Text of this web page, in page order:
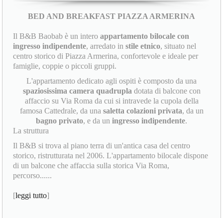
BED AND BREAKFAST PIAZZA ARMERINA
Il B&B Baobab è un interoappartamento bilocale con
ingresso indipendente, arredato instile etnico, situato nel
centro storico di Piazza Armerina, confortevole e ideale per
famiglie, coppie o piccoli gruppi.
L'appartamento dedicato agli ospiti è composto da una
spaziosissima camera quadrupla dotata di balcone con
affaccio su Via Roma da cui si intravede la cupola della
famosa Cattedrale, da una saletta colazioni privata, da un
bagno privato, e da un ingresso indipendente.
La struttura
Il B&B si trova al piano terra di un'antica casa del centro
storico, ristrutturata nel 2006. L'appartamento bilocale dispone
di un balcone che affaccia sulla storica Via Roma,
percorso......
[leggi tutto]